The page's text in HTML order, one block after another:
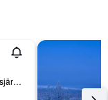
Iso-Ylläksentie 42, Ylläsjärvi, 拉普蘭, 芬蘭